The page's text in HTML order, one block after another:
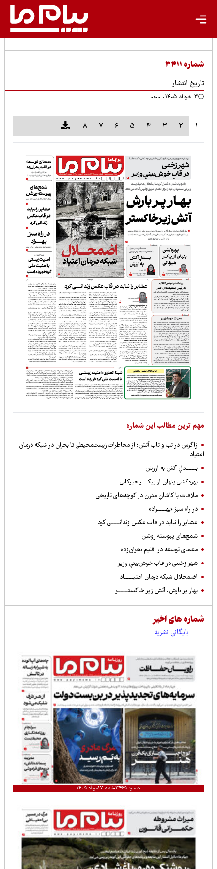
شماره ۳۴۱۱
تاریخ انتشار
۳ خرداد ۱۴۰۵، ۰:۰۰
1
2
3
4
5
6
7
8
مهم ترین مطالب این شماره
زاگرس در تب و تاب آتش؛ از مخاطرات زیست‌محیطی تا بحران در شبکه درمان
اعتیاد
بـــــــدلِ آتش به ارزش
بهره‌کشی پنهان از پیکــــر هیرکانی
ملاقات با کاشانِ مدرن در کوچه‌های تاریخی
در راه سبز «بهــــــراد»
عشایر را نباید در قاب عکس زندانــــــی کرد
شمع‌های پیوسته روشن
معمای توسعه در اقلیم بحران‌زده
شهر زخمی در قابِ خوش‌بینیِ وزیر
اضمحلال شبکه درمان اعتیــــــاد
بهار پر بارش، آتش زیر خاکستـــــــر
شماره های اخیر
بایگانی نشریه
شماره ۳۴۶۵ شنبه ۱۷مرداد ۱۴۰۵